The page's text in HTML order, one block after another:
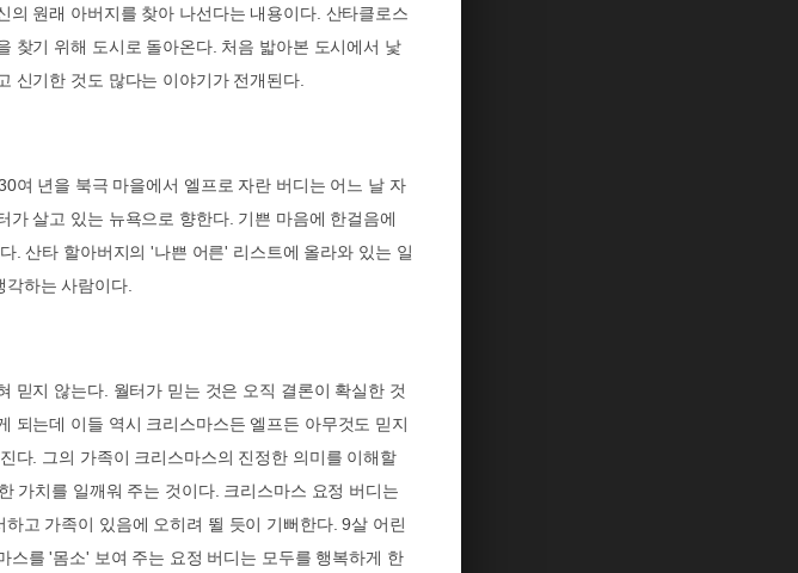
의 원래 아버지를 찾아 나선다는 내용이다. 산타클로스
찾기 위해 도시로 돌아온다. 처음 밟아본 도시에서 낯
신기한 것도 많다는 이야기가 전개된다.
여 년을 북극 마을에서 엘프로 자란 버디는 어느 날 자
가 살고 있는 뉴욕으로 향한다. 기쁜 마음에 한걸음에
.산타 할아버지의'나쁜 어른' 리스트에 올라와 있는 일
각하는 사람이다.
믿지 않는다. 월터가 믿는 것은 오직 결론이 확실한 것
되는데 이들 역시 크리스마스든 엘프든 아무것도 믿지
다. 그의 가족이 크리스마스의 진정한 의미를 이해할
가치를 일깨워 주는 것이다. 크리스마스 요정 버디는
고 가족이 있음에 오히려 뛸 듯이 기뻐한다. 9살 어린
스를'몸소' 보여 주는 요정 버디는 모두를 행복하게 한